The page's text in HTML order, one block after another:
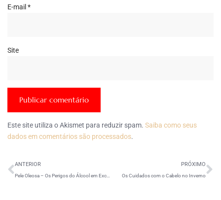
E-mail *
Site
Este site utiliza o Akismet para reduzir spam. Saiba como seus
dados em comentários são processados.
ANTERIOR PRÓXIMO
Os Cuidados com o Cabelo no Inverno